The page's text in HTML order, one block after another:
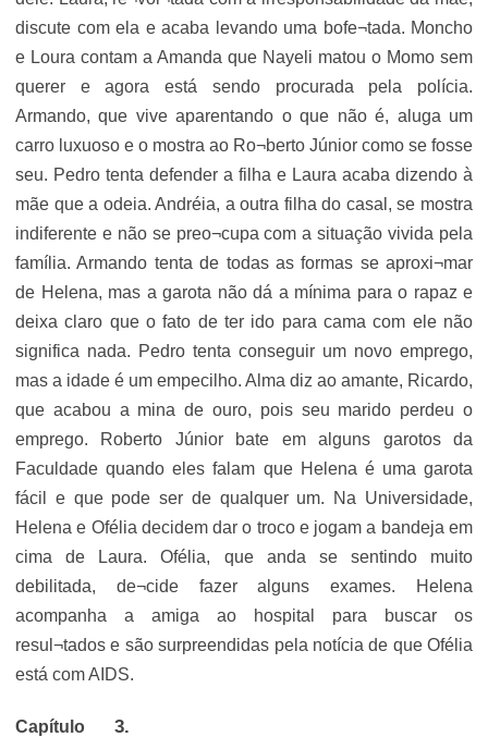
discute com ela e acaba levando uma bofe¬tada. Moncho
e Loura contam a Amanda que Nayeli matou o Momo sem
querer e agora está sendo procurada pela polícia.
Armando, que vive aparentando o que não é, aluga um
carro luxuoso e o mostra ao Ro¬berto Júnior como se fosse
seu. Pedro tenta defender a filha e Laura acaba dizendo à
mãe que a odeia. Andréia, a outra filha do casal, se mostra
indiferente e não se preo¬cupa com a situação vivida pela
família. Armando tenta de todas as formas se aproxi¬mar
de Helena, mas a garota não dá a mínima para o rapaz e
deixa claro que o fato de ter ido para cama com ele não
significa nada. Pedro tenta conseguir um novo emprego,
mas a idade é um empecilho. Alma diz ao amante, Ricardo,
que acabou a mina de ouro, pois seu marido perdeu o
emprego. Roberto Júnior bate em alguns garotos da
Faculdade quando eles falam que Helena é uma garota
fácil e que pode ser de qualquer um. Na Universidade,
Helena e Ofélia decidem dar o troco e jogam a bandeja em
cima de Laura. Ofélia, que anda se sentindo muito
debilitada, de¬cide fazer alguns exames. Helena
acompanha a amiga ao hospital para buscar os
resul¬tados e são surpreendidas pela notícia de que Ofélia
está com AIDS.
Capítulo